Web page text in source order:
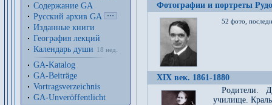
Содержание GA
Русский архив GA
Изданные книги
География лекций
Календарь души
18 нед.
GA-Katalog
GA-Beiträge
Vortragsverzeichnis
GA-Unveröffentlicht
Фотографии и портреты
52 фото,
XIX век. 1861-1880
Родители.
училище.